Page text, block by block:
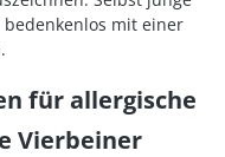
mit einer
für allergische
Vierbeiner